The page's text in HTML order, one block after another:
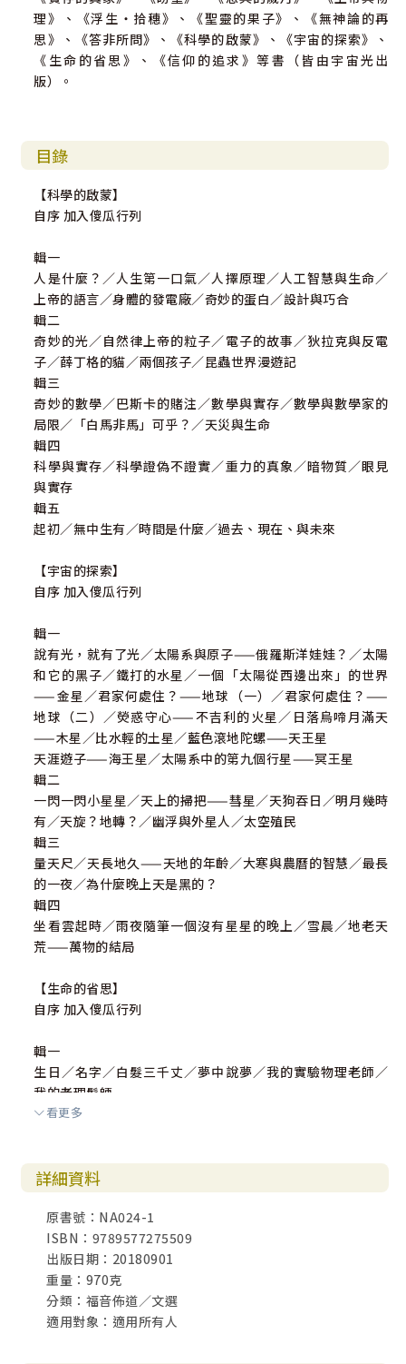
理》、《浮生‧拾穗》、《聖靈的果子》、《無神論的再
思》、《答非所問》、《科學的啟蒙》、《宇宙的探索》、
《生命的省思》、《信仰的追求》等書（皆由宇宙光出
版）。
目錄
【科學的啟蒙】
自序 加入傻瓜行列
輯一
人是什麼？／人生第一口氣／人擇原理／人工智慧與生命／
上帝的語言／身體的發電廠／奇妙的蛋白／設計與巧合
輯二
奇妙的光／自然律上帝的粒子／電子的故事／狄拉克與反電
子／薛丁格的貓／兩個孩子／昆蟲世界漫遊記
輯三
奇妙的數學／巴斯卡的賭注／數學與實存／數學與數學家的
局限／「白馬非馬」可乎？／天災與生命
輯四
科學與實存／科學證偽不證實／重力的真象／暗物質／眼見
與實存
輯五
起初／無中生有／時間是什麼／過去、現在、與未來
【宇宙的探索】
自序 加入傻瓜行列
輯一
說有光，就有了光／太陽系與原子——俄羅斯洋娃娃？／太陽
和它的黑子／鐵打的水星／一個「太陽從西邊出來」的世界
——金星／君家何處住？——地球（一）／君家何處住？——
地球（二）／熒惑守心——不吉利的火星／日落烏啼月滿天
——木星／比水輕的土星／藍色滾地陀螺——天王星
天涯遊子——海王星／太陽系中的第九個行星——冥王星
輯二
一閃一閃小星星／天上的掃把——彗星／天狗吞日／明月幾時
有／天旋？地轉？／幽浮與外星人／太空殖民
輯三
量天尺／天長地久——天地的年齡／大寒與農曆的智慧／最長
的一夜／為什麼晚上天是黑的？
輯四
坐看雲起時／雨夜隨筆一個沒有星星的晚上／雪晨／地老天
荒——萬物的結局
【生命的省思】
自序 加入傻瓜行列
輯一
生日／名字／白髮三千丈／夢中說夢／我的實驗物理老師／
我的老理髮師
輯二
斯陸的乞丐／搭便車的孩子
輯三
忍耐／良心／施比受更為有福／有福的人／喜樂與感恩／感
恩的心
輯四
科技的發展與人的出路／另類黑金——石油與人的前途／亂序
系統與社會的前途／溫室效應的反思
水荒／五度分隔與孤獨共對
看更多
詳細資料
原書號：NA024-1
ISBN：9789577275509
出版日期：20180901
重量：970克
分類：福音佈道／文選
適用對象：適用所有人